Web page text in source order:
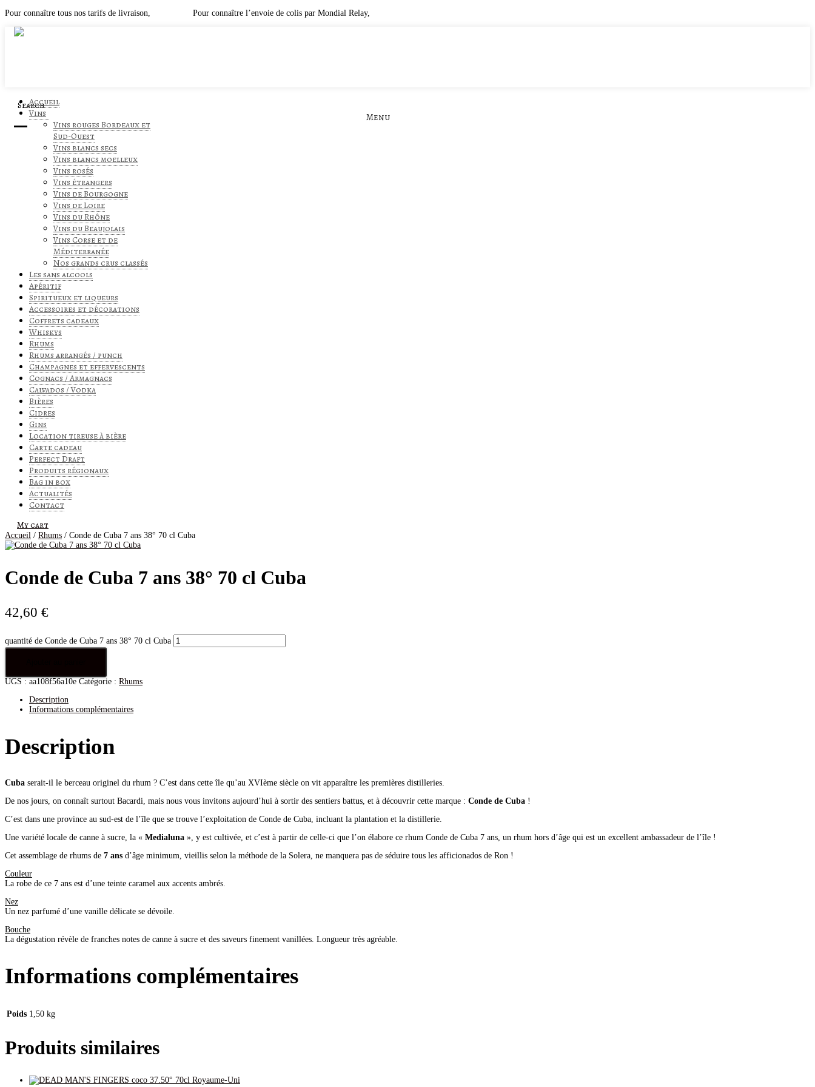
Pour connaître tous nos tarifs de livraison, Pour connaître l’envoie de colis par Mondial Relay,
Search
Menu
Accueil
Vins
Vins rouges Bordeaux et
Sud-Ouest
Vins blancs secs
Vins blancs moelleux
Vins rosés
Vins étrangers
Vins de Bourgogne
Vins de Loire
Vins du Rhône
Vins du Beaujolais
Vins Corse et de
Méditerranée
Nos grands crus classés
Les sans alcools
Apéritif
Spiritueux et liqueurs
Accessoires et décorations
Coffrets cadeaux
Whiskys
Rhums
Rhums arrangés / punch
Champagnes et effervescents
Cognacs / Armagnacs
Calvados / Vodka
Bières
Cidres
Gins
Location tireuse à bière
Carte cadeau
Perfect Draft
Produits régionaux
Bag in box
Actualités
Contact
My cart
Accueil / Rhums / Conde de Cuba 7 ans 38° 70 cl Cuba
Conde de Cuba 7 ans 38° 70 cl Cuba
42,60 €
quantité de Conde de Cuba 7 ans 38° 70 cl Cuba
UGS : aa108f56a10e Catégorie : Rhums
Description
Informations complémentaires
Description
Cuba serait-il le berceau originel du rhum ? C’est dans cette île qu’au XVIème siècle on vit apparaître les premières distilleries.
De nos jours, on connaît surtout Bacardi, mais nous vous invitons aujourd’hui à sortir des sentiers battus, et à découvrir cette marque : Conde de Cuba !
C’est dans une province au sud-est de l’île que se trouve l’exploitation de Conde de Cuba, incluant la plantation et la distillerie.
Une variété locale de canne à sucre, la « Medialuna », y est cultivée, et c’est à partir de celle-ci que l’on élabore ce rhum Conde de Cuba 7 ans, un rhum hors d’âge qui est un excellent ambassadeur de l’île !
Cet assemblage de rhums de 7 ans d’âge minimum, vieillis selon la méthode de la Solera, ne manquera pas de séduire tous les afficionados de Ron !
Couleur
La robe de ce 7 ans est d’une teinte caramel aux accents ambrés.
Nez
Un nez parfumé d’une vanille délicate se dévoile.
Bouche
La dégustation révèle de franches notes de canne à sucre et des saveurs finement vanillées. Longueur très agréable.
Informations complémentaires
Poids 1,50 kg
Produits similaires